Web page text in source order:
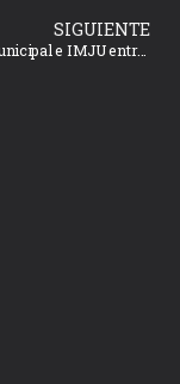
SIGUIENTE
Gobierno Municipal e IMJU entregan 4.8 MDP en becas Proase a 1,500 estudiantes